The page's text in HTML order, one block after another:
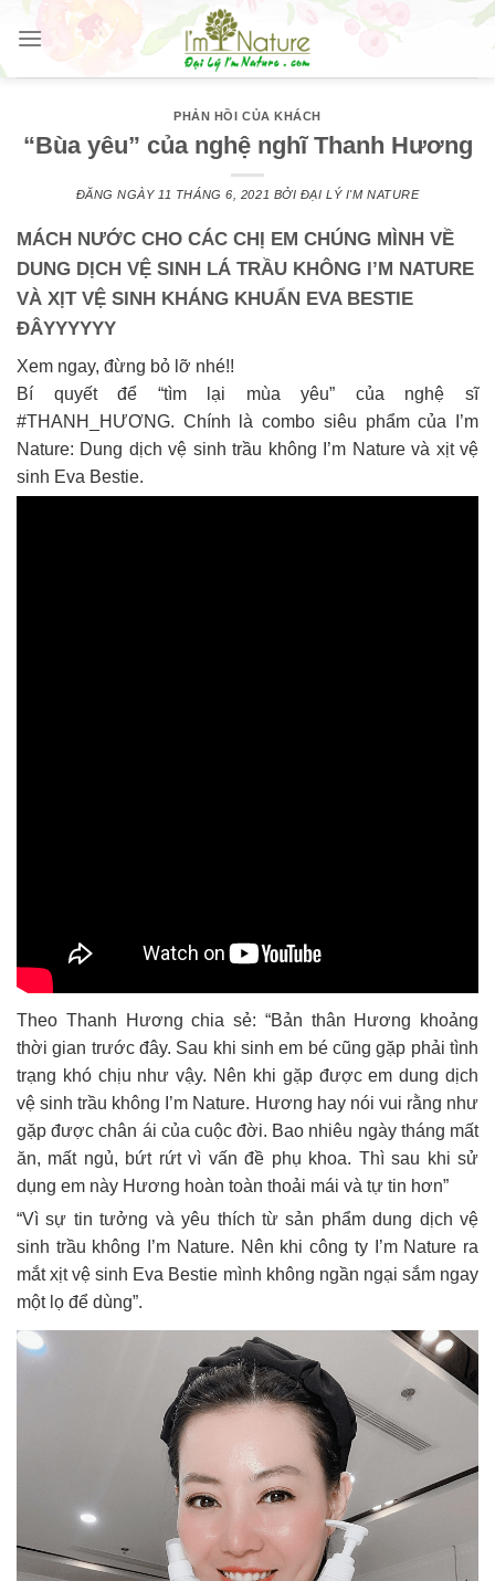
Skip
content
PHẢN HỒI CỦA KHÁCH
“Bùa yêu” của nghệ nghĩ Thanh Hương
ĐĂNG NGÀY 11 THÁNG 6, 2021 BỞI ĐẠI LÝ I'M NATURE
MÁCH NƯỚC CHO CÁC CHỊ EM CHÚNG MÌNH VỀ
DUNG DỊCH VỆ SINH LÁ TRẦU KHÔNG I’M NATURE
VÀ XỊT VỆ SINH KHÁNG KHUẨN EVA BESTIE
ĐÂYYYYYY
Xem ngay, đừng bỏ lỡ nhé!!
Bí quyết để “tìm lại mùa yêu” của nghệ sĩ
#THANH_HƯƠNG. Chính là combo siêu phẩm của I’m
Nature: Dung dịch vệ sinh trầu không I’m Nature và xịt vệ
sinh Eva Bestie.
Theo Thanh Hương chia sẻ: “Bản thân Hương khoảng
thời gian trước đây. Sau khi sinh em bé cũng gặp phải tình
trạng khó chịu như vậy. Nên khi gặp được em dung dịch
vệ sinh trầu không I’m Nature. Hương hay nói vui rằng như
gặp được chân ái của cuộc đời. Bao nhiêu ngày tháng mất
ăn, mất ngủ, bứt rứt vì vấn đề phụ khoa. Thì sau khi sử
dụng em này Hương hoàn toàn thoải mái và tự tin hơn”
“Vì sự tin tưởng và yêu thích từ sản phẩm dung dịch vệ
sinh trầu không I’m Nature. Nên khi công ty I’m Nature ra
mắt xịt vệ sinh Eva Bestie mình không ngần ngại sắm ngay
một lọ để dùng”.